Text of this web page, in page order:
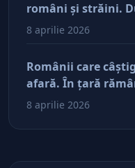
români şi străini.
doar pe perfuzii şi
8 aprilie 2026
Românii care
afară. În ţară
8 aprilie 2026